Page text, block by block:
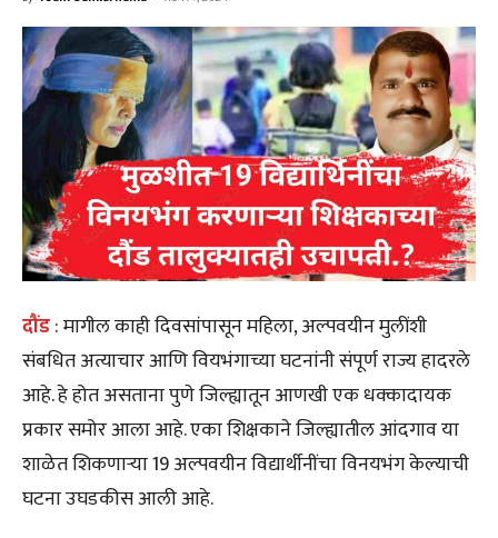
दौंड: मागील काही दिवसांपासून महिला, अल्पवयीन मुलींशी
संबधित अत्याचार आणि वियभंगाच्या घटनांनी संपूर्ण राज्य हादरले
आहे. हे होत असताना पुणे जिल्ह्यातून आणखी एक धक्कादायक
प्रकार समोर आला आहे. एका शिक्षकाने जिल्ह्यातील आंदगाव या
शाळेत शिकणाऱ्या 19 अल्पवयीन विद्यार्थीनींचा विनयभंग केल्याची
घटना उघडकीस आली आहे.